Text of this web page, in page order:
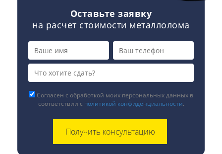
Оставьте заявку
на расчет стоимости металлолома
Согласен с обработкой моих персональных данных в
соответствии с политикой конфиденциальности.